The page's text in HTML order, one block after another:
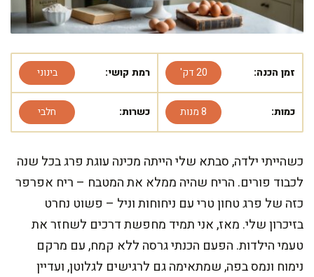
זמן הכנה: 20 דק' רמת קושי: בינוני
כמות: 8 מנות כשרות: חלבי
כשהייתי ילדה, סבתא שלי הייתה מכינה עוגת פרג בכל שנה
לכבוד פורים. הריח שהיה ממלא את המטבח – ריח אפרפר
כזה של פרג טחון טרי עם ניחוחות וניל – פשוט נחרט
בזיכרון שלי. מאז, אני תמיד מחפשת דרכים לשחזר את
טעמי הילדות. הפעם הכנתי גרסה ללא קמח, עם מרקם
נימוח ונמס בפה, שמתאימה גם לרגישים לגלוטן, ועדיין